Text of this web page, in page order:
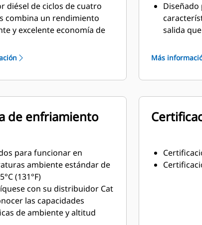
diésel de ciclos de cuatro
combina un rendimiento
y excelente economía de
Diseñado
salida
Más
de enfriamiento
para funcionar en
ambiente estándar de
(131°F)
con su distribuidor Cat
las capacidades
de ambiente y altitud